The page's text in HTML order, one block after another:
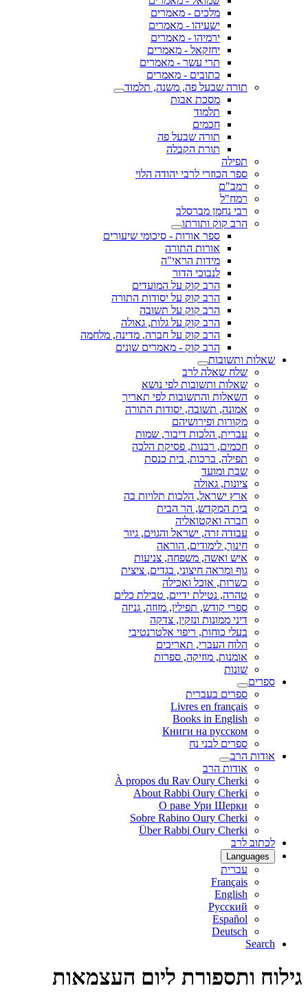
מלכים - מאמרים
ישעיהו - מאמרים
ירמיהו - מאמרים
יחזקאל - מאמרים
תרי עשר - מאמרים
כתובים - מאמרים
תורה שבעל פה, משנה, תלמוד
מסכת אבות
תלמוד
חכמים
תורה שבעל פה
תורת הקבלה
תפילה
ספר הכוזרי לרבי יהודה הלוי
רמב"ם
רמח"ל
רבי נחמן מברסלב
הרב קוק ותורתו
ספר אורות - סיכומי שיעורים
אורות התורה
מידות הראי"ה
לנבוכי הדור
הרב קוק על המועדים
הרב קוק על יסודות התורה
הרב קוק על תשובה
הרב קוק על גלות, גאולה
הרב קוק על חברה, מדינה, מלחמה
הרב קוק - מאמרים שונים
שאלות ותשובות
שלח שאלה לרב
שאלות ותשובות לפי נושא
השאלות והתשובות לפי תאריך
אמונה, תשובה, יסודות התורה
מקורות ופירושיהם
עברית, הלכות דיבור, שמות
חכמים, רבנות, פסיקת הלכה
תפילה, ברכות, בית כנסת
שבת ומועד
ציונות, גאולה
ארץ ישראל, הלכות תלויות בה
בית המקדש, הר הבית
חברה ואקטואליה
עבודה זרה, ישראל והגוים, גיור
חינוך, לימודים, הוראה
איש ואשה, משפחה, צניעות
גוף ומראה חיצוני, בגדים, ציצית
כשרות, אוכל ואכילה
טהרה, נטילת ידיים, טבילת כלים
ספרי קודש, תפילין, מזוזה, גניזה
דיני ממונות ונזקין, צדקה
בעלי כוחות, ריפוי אלטרנטיבי
הלוח העברי, תאריכים
אומנות, מוזיקה, ספרות
שונות
ספרים
ספרים בעברית
Livres en français
Books in English
Книги на русском
ספרים לבני נח
אודות הרב
אודות הרב
À propos du Rav Oury Cherki
About Rabbi Oury Cherki
О раве Ури Шерки
Sobre Rabino Oury Cherki
Über Rabbi Oury Cherki
לכתוב לרב
Languages
עברית
Français
English
Русский
Español
Deutsch
Search
גילוח ותספורת ליום העצמאות